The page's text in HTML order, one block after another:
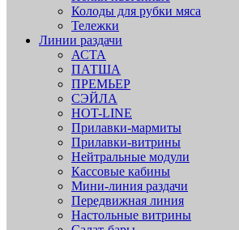
Колоды для рубки мяса
Тележки
Линии раздачи
АСТА
ПАТША
ПРЕМЬЕР
СЭЙЛА
HOT-LINE
Прилавки-мармиты
Прилавки-витрины
Нейтральные модули
Кассовые кабины
Мини-линия раздачи
Передвижная линия
Настольные витрины